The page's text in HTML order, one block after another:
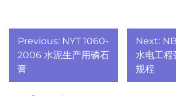
文
章
导
Previous: NYT 1060-
2006 水泥生产用磷石
膏
Next:
水电工程
规程